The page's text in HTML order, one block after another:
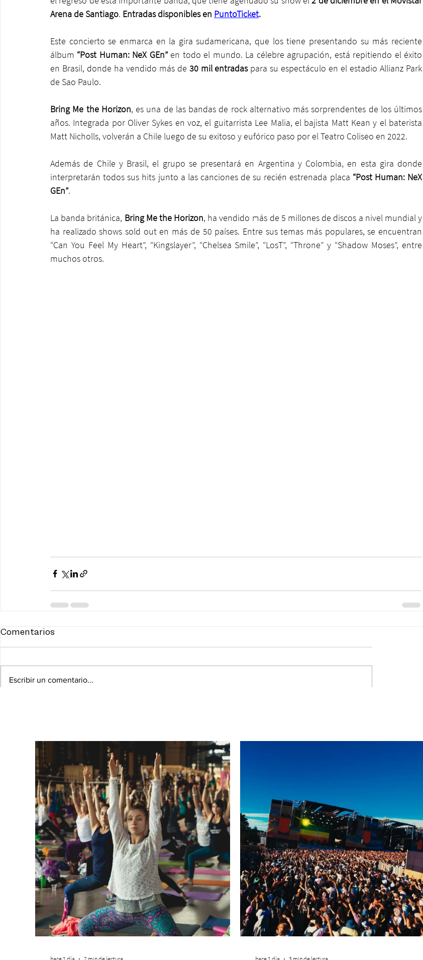
Arena de Santiago. Entradas disponibles en PuntoTicket.
Este concierto se enmarca en la gira sudamericana, que los tiene presentando su más reciente
álbum “Post Human: NeX GEn” en todo el mundo. La célebre agrupación, está repitiendo el éxito
en Brasil, donde ha vendido más de 30 mil entradas para su espectáculo en el estadio Allianz Park
de Sao Paulo.
Bring Me the Horizon, es una de las bandas de rock alternativo más sorprendentes de los últimos
años. Integrada por Oliver Sykes en voz, el guitarrista Lee Malia, el bajista Matt Kean y el baterista
Matt Nicholls, volverán a Chile luego de su exitoso y eufórico paso por el Teatro Coliseo en 2022.
Además de Chile y Brasil, el grupo se presentará en Argentina y Colombia, en esta gira donde
interpretarán todos sus hits junto a las canciones de su recién estrenada placa “Post Human: NeX
GEn”.
La banda británica, Bring Me the Horizon, ha vendido más de 5 millones de discos a nivel mundial y
ha realizado shows sold out en más de 50 países. Entre sus temas más populares, se encuentran
“Can You Feel My Heart”, “Kingslayer”, “Chelsea Smile”, “LosT”, “Throne” y “Shadow Moses”, entre
muchos otros.
Comentarios
Escribir un comentario...